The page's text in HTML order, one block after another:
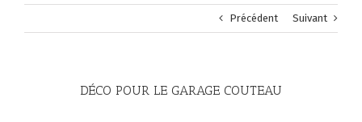
Précédent Suivant
DÉCO POUR LE GARAGE COUTEAU